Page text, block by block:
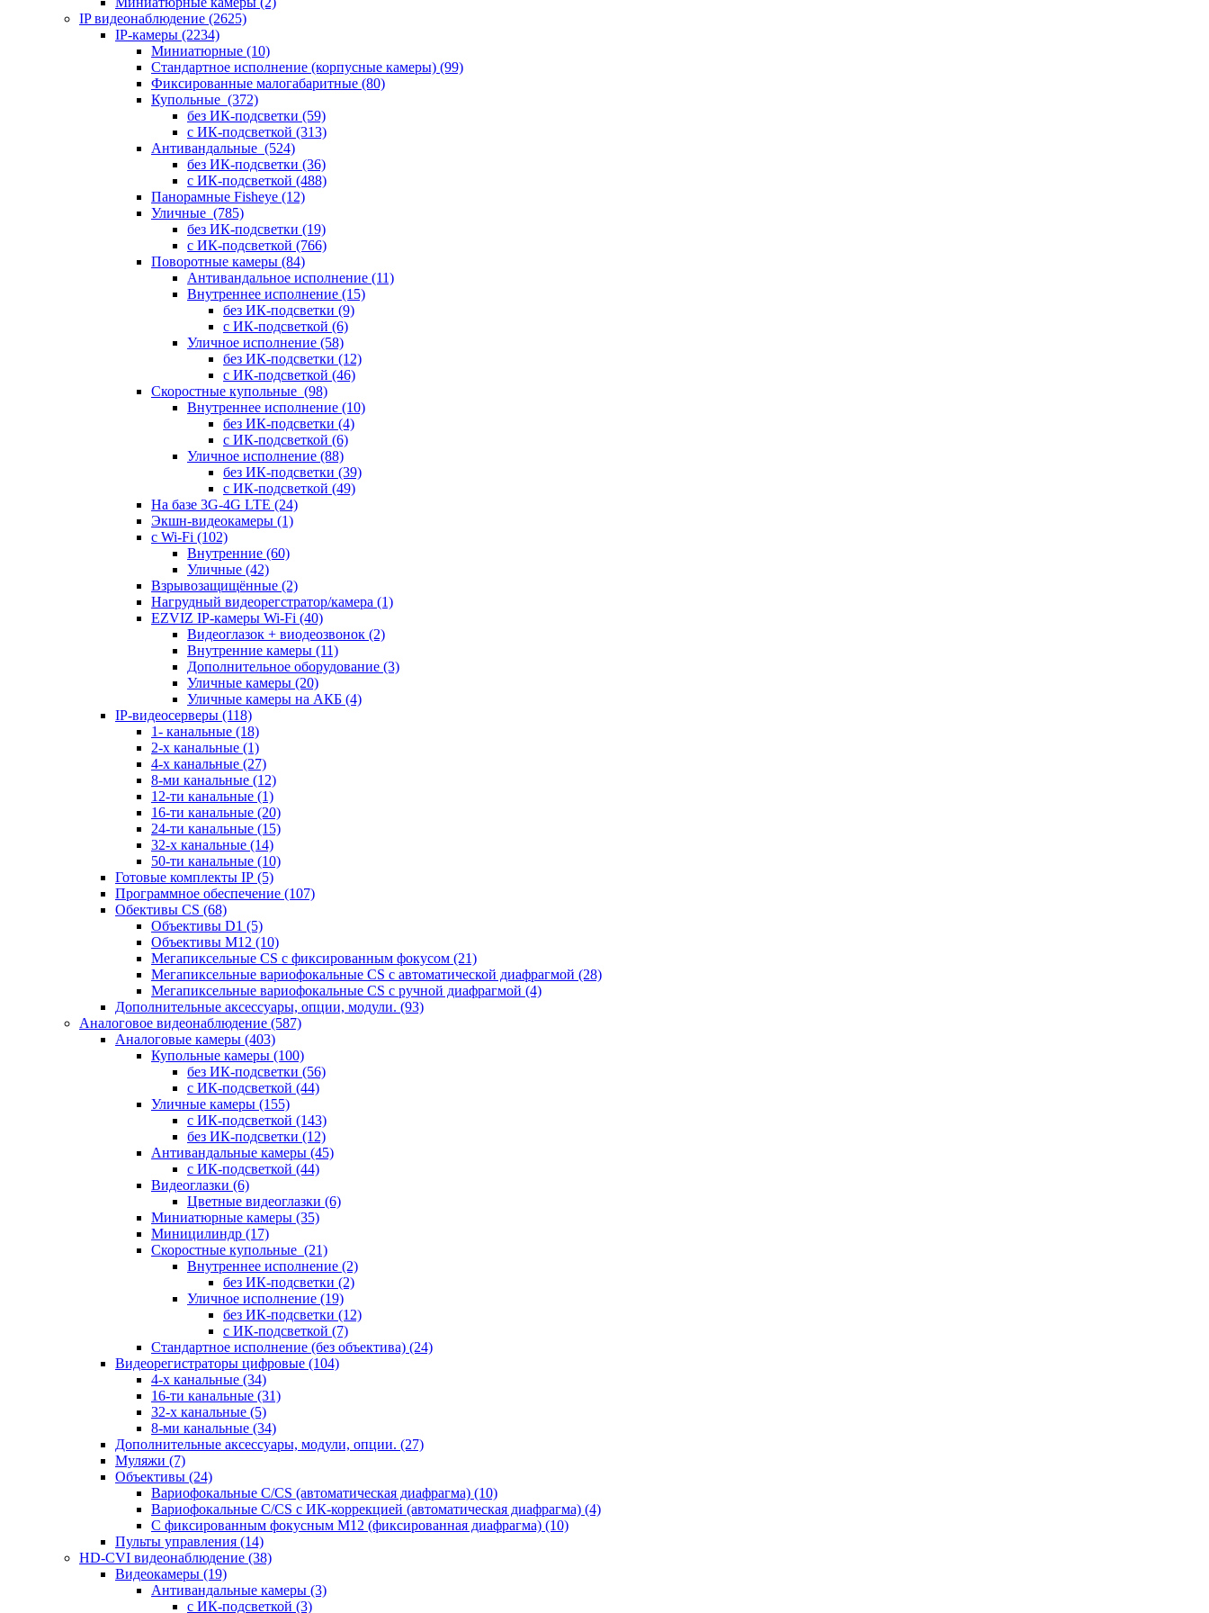
IP видеонаблюдение (2625)
IP-камеры (2234)
Миниатюрные (10)
Стандартное исполнение (корпусные камеры) (99)
Фиксированные малогабаритные (80)
Купольные (372)
без ИК-подсветки (59)
с ИК-подсветкой (313)
Антивандальные (524)
без ИК-подсветки (36)
с ИК-подсветкой (488)
Панорамные Fisheye (12)
Уличные (785)
без ИК-подсветки (19)
с ИК-подсветкой (766)
Поворотные камеры (84)
Антивандальное исполнение (11)
Внутреннее исполнение (15)
без ИК-подсветки (9)
с ИК-подсветкой (6)
Уличное исполнение (58)
без ИК-подсветки (12)
с ИК-подсветкой (46)
Скоростные купольные (98)
Внутреннее исполнение (10)
без ИК-подсветки (4)
с ИК-подсветкой (6)
Уличное исполнение (88)
без ИК-подсветки (39)
с ИК-подсветкой (49)
На базе 3G-4G LTE (24)
Экшн-видеокамеры (1)
с Wi-Fi (102)
Внутренние (60)
Уличные (42)
Взрывозащищённые (2)
Нагрудный видеорегстратор/камера (1)
EZVIZ IP-камеры Wi-Fi (40)
Видеоглазок + виодеозвонок (2)
Внутренние камеры (11)
Дополнительное оборудование (3)
Уличные камеры (20)
Уличные камеры на АКБ (4)
IP-видеосерверы (118)
1- канальные (18)
2-х канальные (1)
4-х канальные (27)
8-ми канальные (12)
12-ти канальные (1)
16-ти канальные (20)
24-ти канальные (15)
32-х канальные (14)
50-ти канальные (10)
Готовые комплекты IP (5)
Программное обеспечение (107)
Обективы CS (68)
Объективы D1 (5)
Объективы M12 (10)
Мегапиксельные CS c фиксированным фокусом (21)
Мегапиксельные вариофокальные CS c автоматической диафрагмой (28)
Мегапиксельные вариофокальные CS c ручной диафрагмой (4)
Дополнительные аксессуары, опции, модули. (93)
Аналоговое видеонаблюдение (587)
Аналоговые камеры (403)
Купольные камеры (100)
без ИК-подсветки (56)
с ИК-подсветкой (44)
Уличные камеры (155)
с ИК-подсветкой (143)
без ИК-подсветки (12)
Антивандальные камеры (45)
с ИК-подсветкой (44)
Видеоглазки (6)
Цветные видеоглазки (6)
Миниатюрные камеры (35)
Миницилиндр (17)
Скоростные купольные (21)
Внутреннее исполнение (2)
без ИК-подсветки (2)
Уличное исполнение (19)
без ИК-подсветки (12)
с ИК-подсветкой (7)
Стандартное исполнение (без объектива) (24)
Видеорегистраторы цифровые (104)
4-х канальные (34)
16-ти канальные (31)
32-х канальные (5)
8-ми канальные (34)
Дополнительные аксессуары, модули, опции. (27)
Муляжи (7)
Объективы (24)
Вариофокальные C/CS (автоматическая диафрагма) (10)
Вариофокальные C/CS с ИК-коррекцией (автоматическая диафрагма) (4)
С фиксированным фокусным М12 (фиксированная диафрагма) (10)
Пульты управления (14)
HD-CVI видеонаблюдение (38)
Видеокамеры (19)
Антивандальные камеры (3)
с ИК-подсветкой (3)